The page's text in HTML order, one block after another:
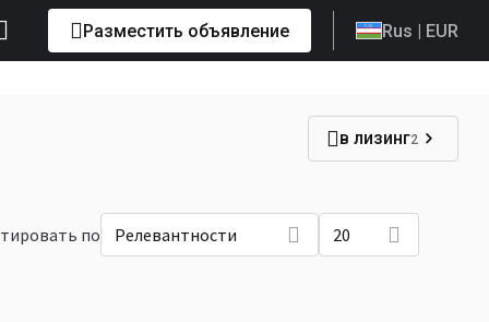
Разместить объявление Rus | EUR
в лизинг2
по Релевантности 20